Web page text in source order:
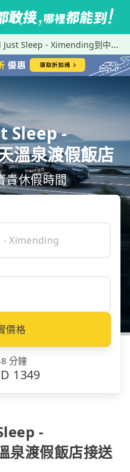
- Ximending到中天溫泉渡假飯店
Sleep -
泉渡假飯店
貴休假時間
價格
分鐘
1349
-
渡假飯店接送